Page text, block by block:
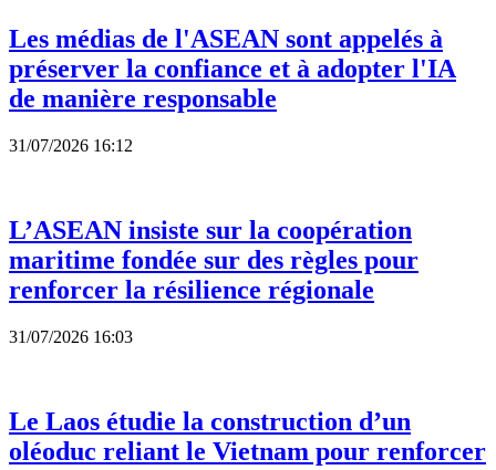
Les médias de l'ASEAN sont appelés à
préserver la confiance et à adopter l'IA
de manière responsable
31/07/2026 16:12
L’ASEAN insiste sur la coopération
maritime fondée sur des règles pour
renforcer la résilience régionale
31/07/2026 16:03
Le Laos étudie la construction d’un
oléoduc reliant le Vietnam pour renforcer